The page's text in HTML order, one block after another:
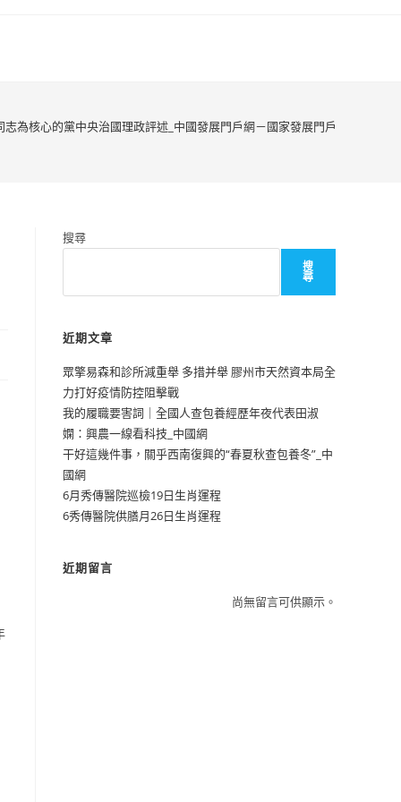
志為核心的黨中央治國理政評述_中國發展門戶網－國家發展門戶
搜尋
搜
尋
近期文章
眾擎易森和診所減重舉 多措并舉 膠州市天然資本局全
力打好疫情防控阻擊戰
我的履職要害詞｜全國人查包養經歷年夜代表田淑
嫻：興農一線看科技_中國網
干好這幾件事，關乎西南復興的“春夏秋查包養冬”_中
國網
6月秀傳醫院巡檢19日生肖運程
6秀傳醫院供膳月26日生肖運程
近期留言
尚無留言可供顯示。